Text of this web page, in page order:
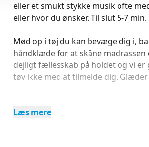
eller et smukt stykke musik ofte
eller hvor du ønsker. Til slut 5-7
Mød op i tøj du kan bevæge dig i,
håndklæde for at skåne
dejligt fællesskab på holdet og vi er
tøv ikke med at tilmelde dig.
Læs mere